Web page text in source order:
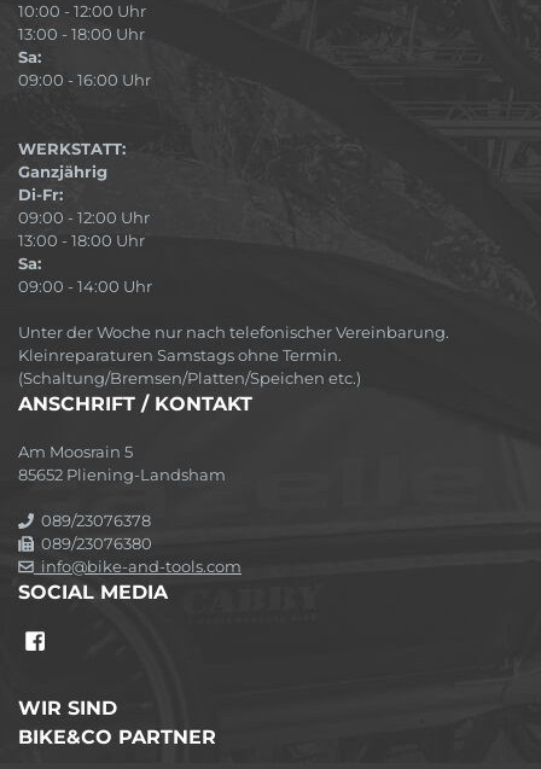
10:00 - 12:00 Uhr
13:00 - 18:00 Uhr
Sa:
09:00 - 16:00 Uhr
WERKSTATT:
Ganzjährig
Di-Fr:
09:00 - 12:00 Uhr
13:00 - 18:00 Uhr
Sa:
09:00 - 14:00 Uhr
Unter der Woche nur nach telefonischer Vereinbarung.
Kleinreparaturen Samstags ohne Termin.
(Schaltung/Bremsen/Platten/Speichen etc.)
ANSCHRIFT / KONTAKT
Am Moosrain 5
85652 Pliening-Landsham
089/23076378
089/23076380
info@bike-and-tools.com
SOCIAL MEDIA
WIR SIND
BIKE&CO PARTNER